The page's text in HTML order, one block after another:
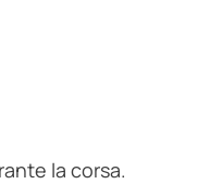
la corsa.